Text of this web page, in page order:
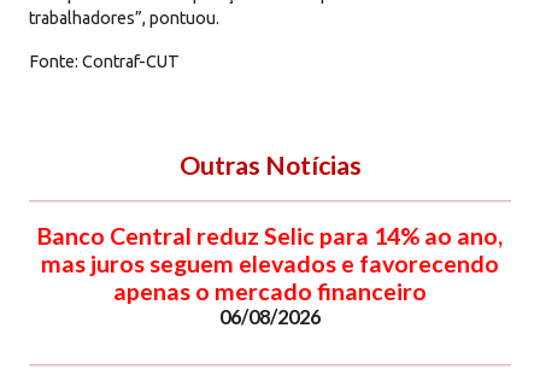
trabalhadores”, pontuou.
Fonte: Contraf-CUT
Outras Notícias
Banco Central reduz Selic para 14% ao ano,
mas juros seguem elevados e favorecendo
apenas o mercado financeiro
06/08/2026